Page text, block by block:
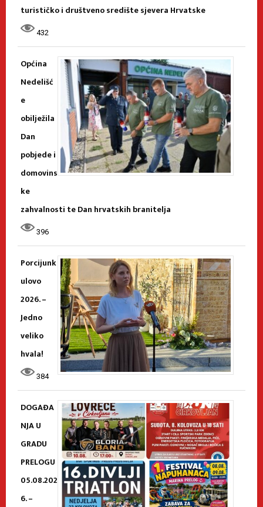
turističko i društveno središte sjevera Hrvatske
432
Općina
Nedelišć
e
obilježila
Dan
pobjede i
domovins
ke
zahvalnosti te Dan hrvatskih branitelja
396
Porcijunk
ulovo
2026. –
Jedno
veliko
hvala!
384
DOGAĐA
NJA U
GRADU
PRELOGU
05.08.202
6. –